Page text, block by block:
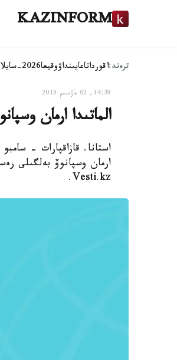
KAZINFORM
ترەند:اقورداتاعايىنداۋوقيعا2026-سايلاۋ
14:39, 02 ماۋسىم 2015
الماتىدا ارمان
ارمان وسپانوۆ بەلگىلى
Vesti.kz.